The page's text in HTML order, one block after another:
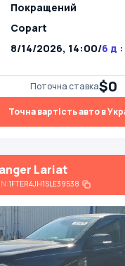
Покращений
Copart
8/14/2026, 14:00/6 д :
Поточна ставка$0
Точна вартість авто в
Lariat
1FTER4JH1SLE39538